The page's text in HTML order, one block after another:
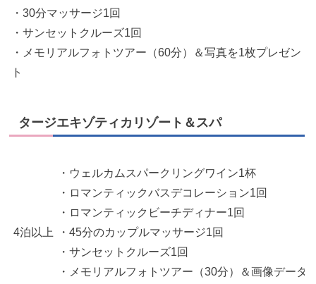
・30分マッサージ1回
・サンセットクルーズ1回
・メモリアルフォトツアー（60分）＆写真を1枚プレゼン
ト
タージエキゾティカリゾート＆スパ
4泊以上
・ウェルカムスパークリングワイン1杯
・ロマンティックバスデコレーション1回
・ロマンティックビーチディナー1回
・45分のカップルマッサージ1回
・サンセットクルーズ1回
・メモリアルフォトツアー（30分）＆画像データ